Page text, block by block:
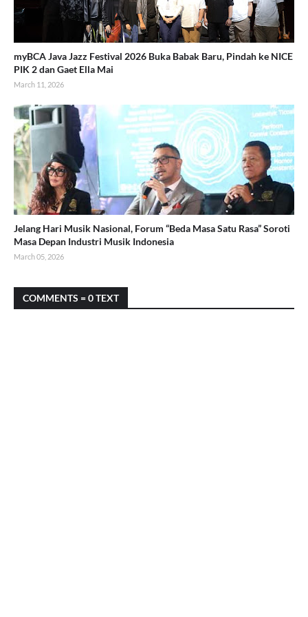
myBCA Java Jazz Festival 2026 Buka Babak Baru, Pindah ke NICE
PIK 2 dan Gaet Ella Mai
March 11, 2026
Jelang Hari Musik Nasional, Forum “Beda Masa Satu Rasa” Soroti
Masa Depan Industri Musik Indonesia
March 05, 2026
COMMENTS = 0 TEXT